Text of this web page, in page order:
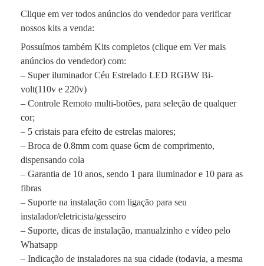
Clique em ver todos anúncios do vendedor para verificar
nossos kits a venda:
Possuímos também Kits completos (clique em Ver mais
anúncios do vendedor) com:
– Super iluminador Céu Estrelado LED RGBW Bi-
volt(110v e 220v)
– Controle Remoto multi-botões, para seleção de qualquer
cor;
– 5 cristais para efeito de estrelas maiores;
– Broca de 0.8mm com quase 6cm de comprimento,
dispensando cola
– Garantia de 10 anos, sendo 1 para iluminador e 10 para as
fibras
– Suporte na instalação com ligação para seu
instalador/eletricista/gesseiro
– Suporte, dicas de instalação, manualzinho e vídeo pelo
Whatsapp
– Indicação de instaladores na sua cidade (todavia, a mesma